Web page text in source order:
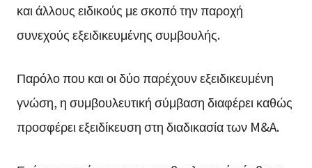
και άλλους ειδικούς με σκοπό την παροχή
συνεχούς εξειδικευμένης συμβουλής.
Παρόλο που και οι δύο παρέχουν εξειδικευμένη
γνώση, η συμβουλευτική σύμβαση διαφέρει καθώς
προσφέρει εξειδίκευση στη διαδικασία των M&A.